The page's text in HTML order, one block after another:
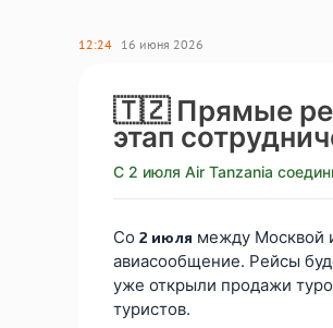
12:24 16 июня 2026
🇹🇿 Прямые
этап
С 2 июля Air Tanzania
Со 2 июля между Москвой
авиасообщение. Рейсы
уже открыли продажи
туристов.